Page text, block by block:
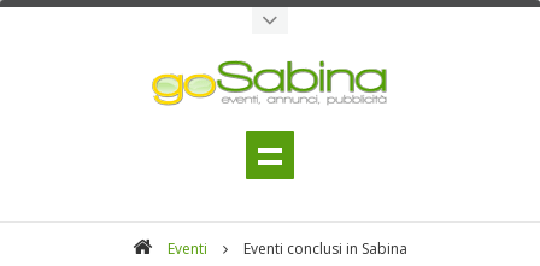
Eventi Eventi conclusi in Sabina